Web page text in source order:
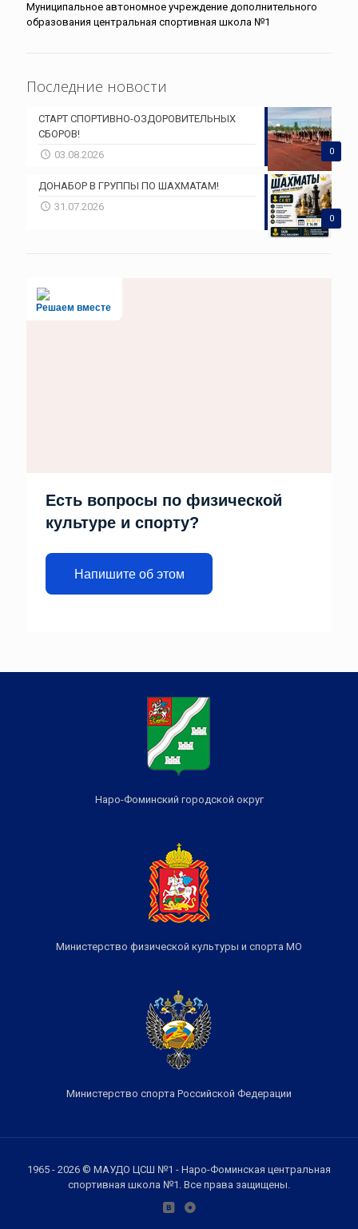
Муниципальное автономное учреждение дополнительного
образования центральная спортивная школа №1
Последние новости
0
СТАРТ СПОРТИВНО-ОЗДОРОВИТЕЛЬНЫХ
СБОРОВ!
03.08.2026
0
ДОНАБОР В ГРУППЫ ПО ШАХМАТАМ!
31.07.2026
Решаем вместе
Есть вопросы по физической
культуре и спорту?
Напишите об этом
Наро-Фоминский городской округ
Министерство физической культуры и спорта МО
Министерство спорта Российской Федерации
1965 - 2026 © МАУДО ЦСШ №1 - Наро-Фоминская центральная
спортивная школа №1. Все права защищены.